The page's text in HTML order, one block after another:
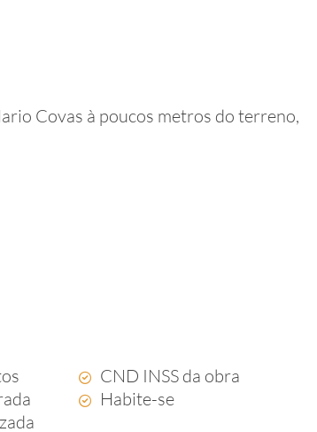
Covas à poucos metros do terreno,
CND INSS da obra
Habite-se